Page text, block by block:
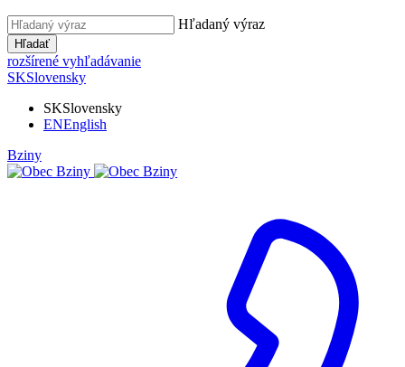
Hľadaný výraz
Hľadať
rozšírené vyhľadávanie
SKSlovensky
SKSlovensky
ENEnglish
Bziny